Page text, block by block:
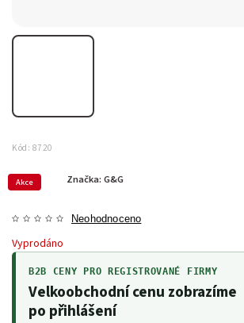
Kód: 8720
Akce
Neohodnoceno
Značka: G&G
Vyprodáno
B2B CENY PRO REGISTROVANÉ FIRMY
Velkoobchodní cenu zobrazíme
po přihlášení